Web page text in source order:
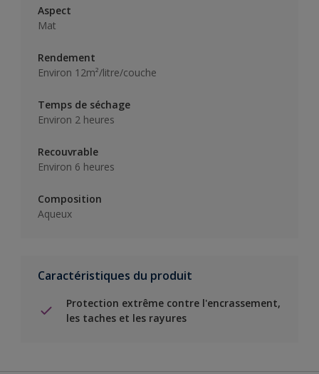
Aspect
Mat
Rendement
Environ 12m²/litre/couche
Temps de séchage
Environ 2 heures
Recouvrable
Environ 6 heures
Composition
Aqueux
Caractéristiques du produit
Protection extrême contre l'encrassement,
les taches et les rayures